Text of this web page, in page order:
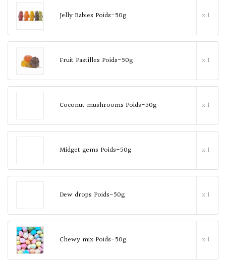
Jelly Babies Poids-50g x 1
Fruit Pastilles Poids-50g x 1
Coconut mushrooms Poids-50g x 1
Midget gems Poids-50g x 1
Dew drops Poids-50g x 1
Chewy mix Poids-50g x 1